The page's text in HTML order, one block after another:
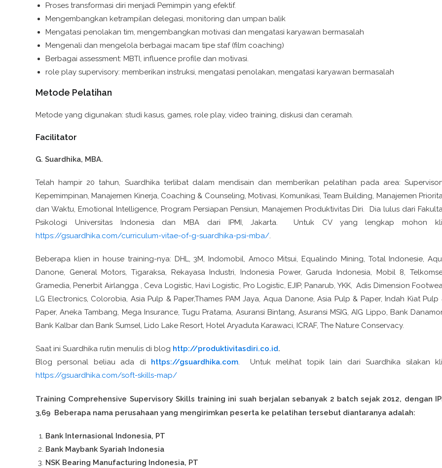
Proses transformasi diri menjadi Pemimpin yang efektif.
Mengembangkan ketrampilan delegasi, monitoring dan umpan balik
Mengatasi penolakan tim, mengembangkan motivasi dan mengatasi karyawan bermasalah
Mengenali dan mengelola berbagai macam tipe staf (film coaching)
Berbagai assessment: MBTI, influence profile dan motivasi.
role play supervisory: memberikan instruksi, mengatasi penolakan, mengatasi karyawan bermasalah
Metode Pelatihan
Metode yang digunakan: studi kasus, games, role play, video training, diskusi dan ceramah.
Facilitator
G. Suardhika, MBA.
Telah hampir 20 tahun, Suardhika terlibat dalam mendisain dan memberikan pelatihan pada area:
Kepemimpinan, Manajemen Kinerja, Coaching & Counseling, Motivasi, Komunikasi, Team Building, Manajemen
dan Waktu, Emotional Intelligence, Program Persiapan Pensiun, Manajemen Produktivitas Diri. Dia lulus dari
Psikologi Universitas Indonesia dan MBA dari IPMI, Jakarta. Untuk CV yang lengkap mohon
https://gsuardhika.com/curriculum-vitae-of-g-suardhika-psi-mba/
Beberapa klien in house training-nya: DHL, 3M, Indomobil, Amoco Mitsui, Equalindo Mining, Total Indonesie,
Danone, General Motors, Tigaraksa, Rekayasa Industri, Indonesia Power, Garuda Indonesia, Mobil 8,
Gramedia, Penerbit Airlangga , Ceva Logistic, Havi Logistic, Pro Logistic, EJIP, Panarub, YKK, Adis Dimension
LG Electronics, Colorobia, Asia Pulp & Paper,Thames PAM Jaya, Aqua Danone, Asia Pulp & Paper, Indah Kiat Pulp
Paper, Aneka Tambang, Mega Insurance, Tugu Pratama, Asuransi Bintang, Asuransi MSIG, AIG Lippo, Bank
Bank Kalbar dan Bank Sumsel, Lido Lake Resort, Hotel Aryaduta Karawaci, ICRAF, The Nature Conservacy.
Saat ini Suardhika rutin menulis di blog http://produktivitasdiri.co.id.
Blog personal beliau ada di https://gsuardhika.com . Untuk melihat topik lain dari Suardhika silakan
https://gsuardhika.com/soft-skills-map/
Training Comprehensive Supervisory Skills training ini suah berjalan sebanyak 2 batch sejak 2012, dengan
3,69 Beberapa nama perusahaan yang mengirimkan peserta ke pelatihan tersebut diantaranya adalah:
Bank Internasional Indonesia, PT
Bank Maybank Syariah Indonesia
NSK Bearing Manufacturing Indonesia, PT